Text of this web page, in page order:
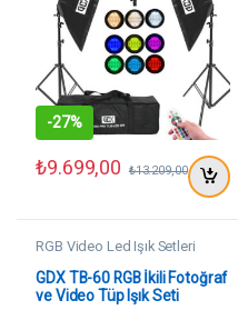
-27%
₺9.699,00 ₺13.209,00
RGB Video Led Işık Setleri
GDX TB-60 RGB İkili Fotoğraf
ve Video Tüp Işık Seti